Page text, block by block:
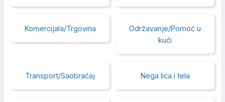
Komercijala/Trgovina
Održavanje/Pomoć u
kući
Transport/Saobraćaj Nega lica i tela